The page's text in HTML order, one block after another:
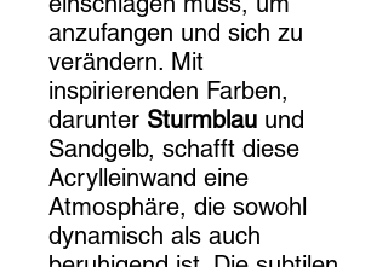
anzufangen und sich zu
verändern. Mit
inspirierenden Farben,
darunter Sturmblau und
Sandgelb, schafft diese
Acrylleinwand eine
Atmosphäre, die sowohl
dynamisch als auch